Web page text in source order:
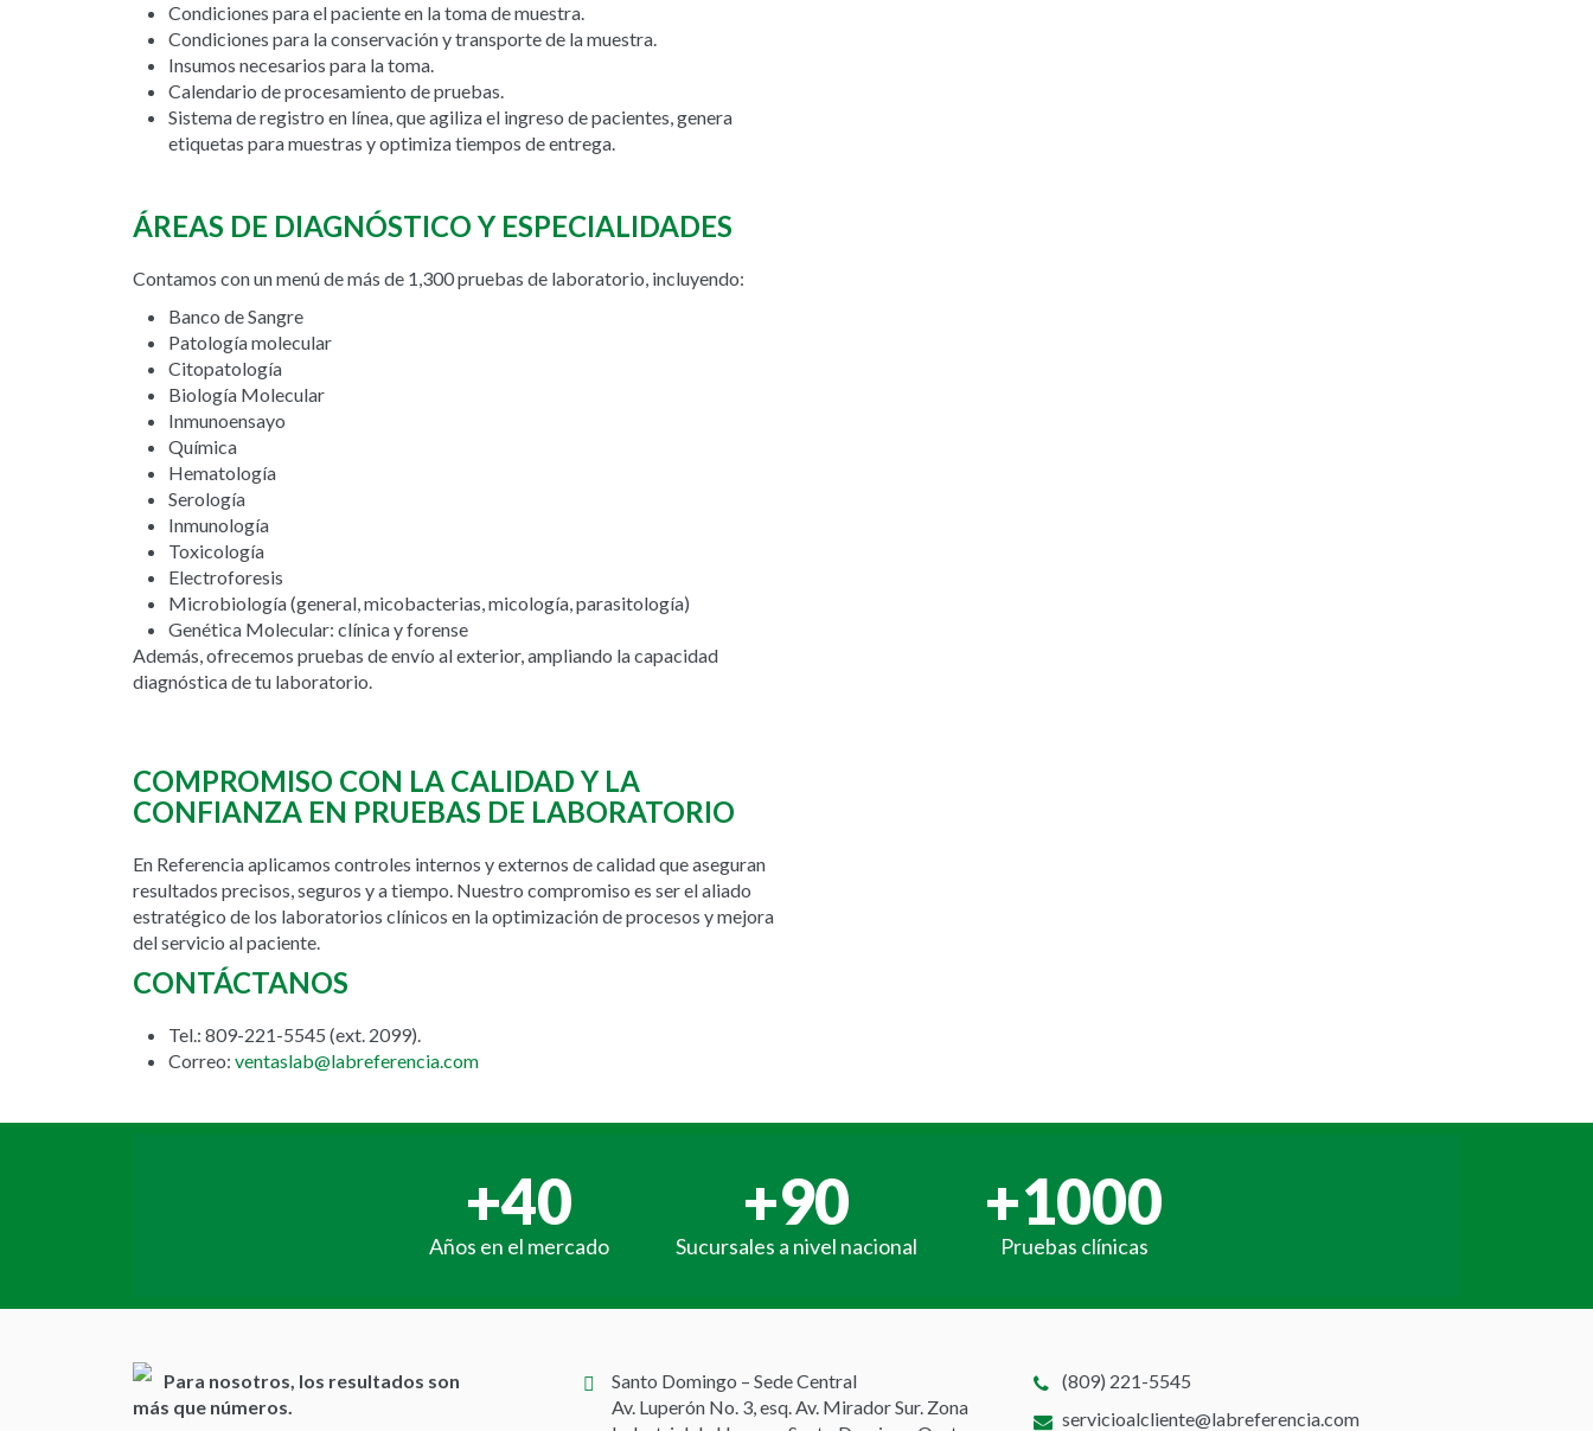
Condiciones para el paciente en la toma de muestra.
Condiciones para la conservación y transporte de la muestra.
Insumos necesarios para la toma.
Calendario de procesamiento de pruebas.
Sistema de registro en línea, que agiliza el ingreso de pacientes, genera
etiquetas para muestras y optimiza tiempos de entrega.
ÁREAS DE DIAGNÓSTICO Y ESPECIALIDADES
Contamos con un menú de más de 1,300 pruebas de laboratorio, incluyendo:
Banco de Sangre
Patología molecular
Citopatología
Biología Molecular
Inmunoensayo
Química
Hematología
Serología
Inmunología
Toxicología
Electroforesis
Microbiología (general, micobacterias, micología, parasitología)
Genética Molecular: clínica y forense
Además, ofrecemos pruebas de envío al exterior, ampliando la capacidad
diagnóstica de tu laboratorio.
COMPROMISO CON LA CALIDAD Y LA
CONFIANZA EN PRUEBAS DE LABORATORIO
En Referencia aplicamos controles internos y externos de calidad que aseguran
resultados precisos, seguros y a tiempo. Nuestro compromiso es ser el aliado
estratégico de los laboratorios clínicos en la optimización de procesos y mejora
del servicio al paciente.
CONTÁCTANOS
Tel.: 809-221-5545 (ext. 2099).
Correo: ventaslab@labreferencia.com
+40
Años en el mercado
+90
Sucursales a nivel nacional
+1000
Pruebas clínicas
Para nosotros, los resultados son
más que números.
Santo Domingo – Sede Central
Av. Luperón No. 3, esq. Av. Mirador Sur. Zona
(809) 221-5545
servicioalcliente@labreferencia.com